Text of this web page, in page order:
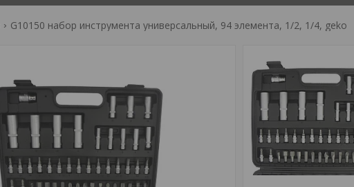
G10150 набор инструмента универсальный, 94 элемента, 1/2, 1/4, geko